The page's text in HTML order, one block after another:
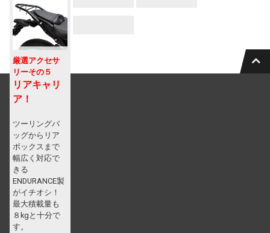
厳選アクセサ
リーその５
リアキャリ
ア！
ツーリングバ
ッグからリア
ボックスまで
幅広く対応で
きる
ENDURANCE製
がイチオシ！
最大積載量も
８kgと十分で
す。